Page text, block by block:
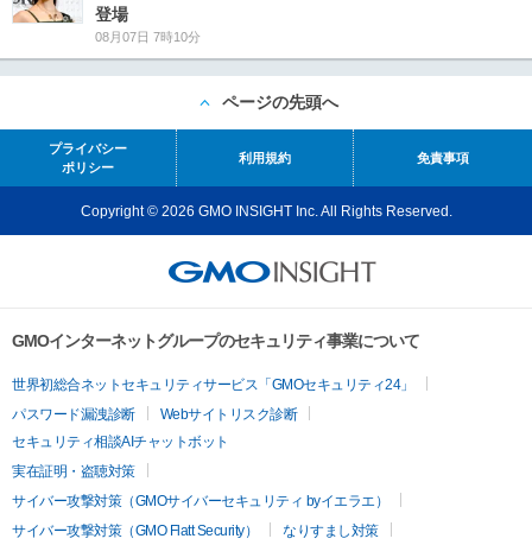
登場
08月07日 7時10分
ページの先頭へ
プライバシー
ポリシー
利用規約 免責事項
Copyright © 2026 GMO INSIGHT Inc. All Rights Reserved.
GMOインターネットグループのセキュリティ事業について
世界初総合ネットセキュリティサービス「GMOセキュリティ24」
パスワード漏洩診断
Webサイトリスク診断
セキュリティ相談AIチャットボット
実在証明・盗聴対策
サイバー攻撃対策（GMOサイバーセキュリティ byイエラエ）
サイバー攻撃対策（GMO Flatt Security）
なりすまし対策